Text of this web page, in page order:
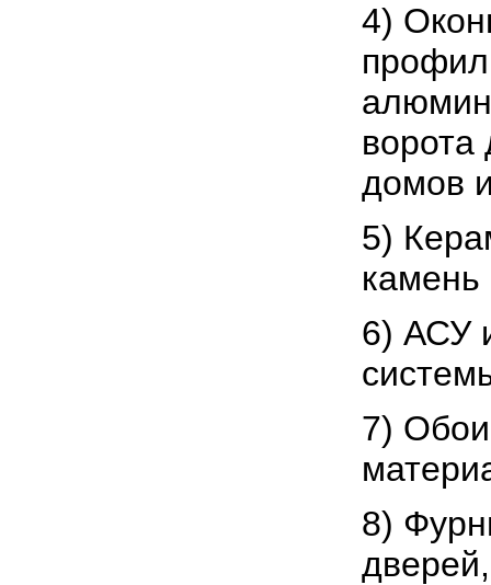
4)
ворота
домов
5)
камень
6) АСУ
7)
8)